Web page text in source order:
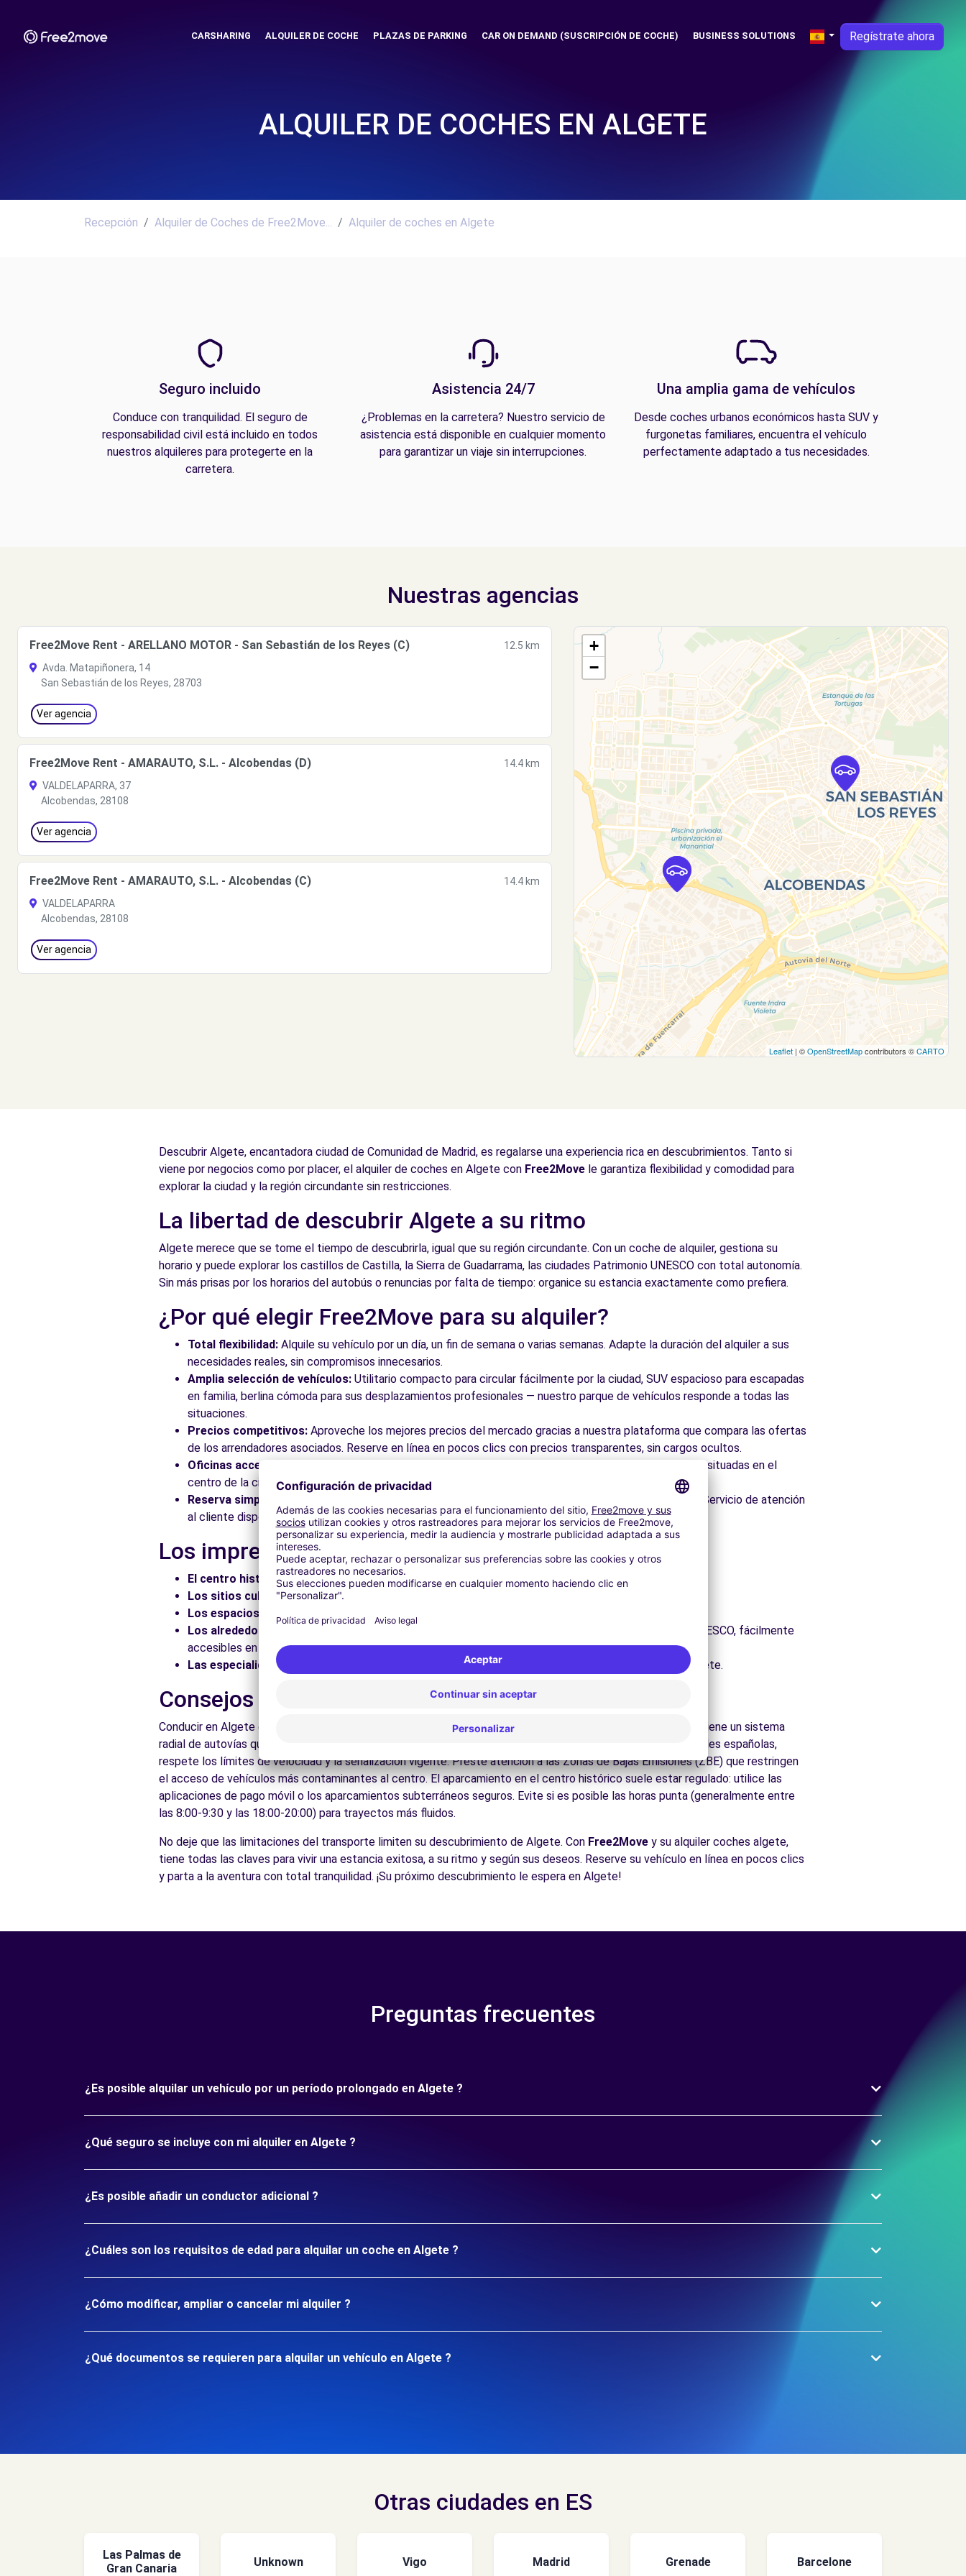
CARSHARING ALQUILER DE COCHE PLAZAS DE PARKING CAR ON DEMAND (SUSCRIPCIÓN DE COCHE) BUSINESS SOLUTIONS Regístrate ahora
ALQUILER DE COCHES EN ALGETE
Recepción Alquiler de Coches de Free2Move... Alquiler de coches en Algete
Seguro incluido
Conduce con tranquilidad. El seguro de
responsabilidad civil está incluido en todos
nuestros alquileres para protegerte en la
carretera.
Asistencia 24/7
¿Problemas en la carretera? Nuestro servicio de
asistencia está disponible en cualquier momento
para garantizar un viaje sin interrupciones.
Una amplia gama de vehículos
Desde coches urbanos económicos hasta SUV y
furgonetas familiares, encuentra el vehículo
perfectamente adaptado a tus necesidades.
Nuestras agencias
Free2Move Rent - ARELLANO MOTOR - San Sebastián de los Reyes (C)
12.5 km
Avda. Matapiñonera, 14
San Sebastián de los Reyes, 28703
Ver agencia
Free2Move Rent - AMARAUTO, S.L. - Alcobendas (D)
14.4 km
VALDELAPARRA, 37
Alcobendas, 28108
Ver agencia
Free2Move Rent - AMARAUTO, S.L. - Alcobendas (C)
14.4 km
VALDELAPARRA
Alcobendas, 28108
Ver agencia
+
−
Leaflet | ©OpenStreetMapcontributors ©CARTO
Descubrir Algete, encantadora ciudad de Comunidad de Madrid, es regalarse una experiencia rica en descubrimientos. Tanto si
viene por negocios como por placer, el alquiler de coches en Algete con Free2Move le garantiza flexibilidad y comodidad para
explorar la ciudad y la región circundante sin restricciones.
La libertad de descubrir Algete a su ritmo
Algete merece que se tome el tiempo de descubrirla, igual que su región circundante. Con un coche de alquiler, gestiona su
horario y puede explorar los castillos de Castilla, la Sierra de Guadarrama, las ciudades Patrimonio UNESCO con total autonomía.
Sin más prisas por los horarios del autobús o renuncias por falta de tiempo: organice su estancia exactamente como prefiera.
¿Por qué elegir Free2Move para su alquiler?
Total flexibilidad: Alquile su vehículo por un día, un fin de semana o varias semanas. Adapte la duración del alquiler a sus
necesidades reales, sin compromisos innecesarios.
Amplia selección de vehículos: Utilitario compacto para circular fácilmente por la ciudad, SUV espacioso para escapadas
en familia, berlina cómoda para sus desplazamientos profesionales — nuestro parque de vehículos responde a todas las
situaciones.
Precios competitivos: Aproveche los mejores precios del mercado gracias a nuestra plataforma que compara las ofertas
de los arrendadores asociados. Reserve en línea en pocos clics con precios transparentes, sin cargos ocultos.
Oficinas accesibles:
Recoja su vehículo en una de nuestras numerosas oficinas asociadas, idealmente situadas en el
centro de la ciudad, en estaciones o cerca de los aeropuertos.
Reserva simplificada:
Nuestra plataforma intuitiva le permite reservar su vehículo en pocos minutos. Servicio de atención
al cliente disponible para responder a todas sus preguntas.
Los imprescindibles de Algete y alrededores
El centro histórico:Pasee por las calles del casco antiguo y descubra su patrimonio arquitectónico.
Los sitios culturales:Visite los museos y monumentos que enriquecen Algete.
Los espacios naturales:
Los alrededores:
Explore los castillos de Castilla, la Sierra de Guadarrama, las ciudades Patrimonio UNESCO, fácilmente
accesibles en coche.
Las especialidades locales:
Descubra la gastronomía regional en los restaurantes y mercados de Algete.
Consejos prácticos para conducir en Algete
Conducir en Algete es accesible para todos los conductores con algunos consejos prácticos. la comunidad tiene un sistema
radial de autovías que conecta Madrid con el resto de España y ciudades cercanas Como en todas las ciudades españolas,
respete los límites de velocidad y la señalización vigente. Preste atención a las Zonas de Bajas Emisiones (ZBE) que restringen
el acceso de vehículos más contaminantes al centro. El aparcamiento en el centro histórico suele estar regulado: utilice las
aplicaciones de pago móvil o los aparcamientos subterráneos seguros. Evite si es posible las horas punta (generalmente entre
las 8:00-9:30 y las 18:00-20:00) para trayectos más fluidos.
No deje que las limitaciones del transporte limiten su descubrimiento de Algete. Con Free2Move y su alquiler coches algete,
tiene todas las claves para vivir una estancia exitosa, a su ritmo y según sus deseos. Reserve su vehículo en línea en pocos clics
y parta a la aventura con total tranquilidad. ¡Su próximo descubrimiento le espera en Algete!
Preguntas frecuentes
¿Es posible alquilar un vehículo por un período prolongado en Algete ?
¿Qué seguro se incluye con mi alquiler en Algete ?
¿Es posible añadir un conductor adicional ?
¿Cuáles son los requisitos de edad para alquilar un coche en Algete ?
¿Cómo modificar, ampliar o cancelar mi alquiler ?
¿Qué documentos se requieren para alquilar un vehículo en Algete ?
Otras ciudades en ES
Las Palmas de
Gran Canaria
Unknown Vigo Madrid Grenade Barcelone